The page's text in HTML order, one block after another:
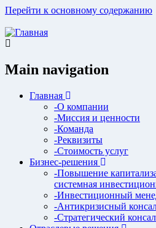
Перейти к основному содержанию
Main navigation
Главная
-О компании
-Миссия и ценности
-Команда
-Реквизиты
-Стоимость услуг
Бизнес-решения
-Повышение
системная
-Инвестиционный
-Антикризисный
-Стратегический